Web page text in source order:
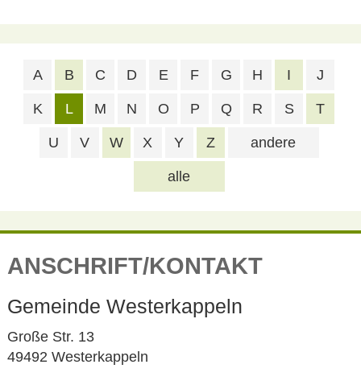
alle
A B C D E F G H I J
K L M N O P Q R S T
U V W X Y Z andere
ANSCHRIFT/KONTAKT
Gemeinde Westerkappeln
Große Str. 13
49492 Westerkappeln